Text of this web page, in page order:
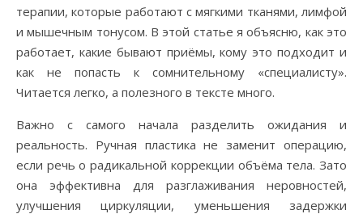
терапии, которые работают с мягкими тканями, лимфой
и мышечным тонусом. В этой статье я объясню, как это
работает, какие бывают приёмы, кому это подходит и
как не попасть к сомнительному «специалисту».
Читается легко, а полезного в тексте много.
Важно с самого начала разделить ожидания и
реальность. Ручная пластика не заменит операцию,
если речь о радикальной коррекции объёма тела. Зато
она эффективна для разглаживания неровностей,
улучшения циркуляции, уменьшения задержки